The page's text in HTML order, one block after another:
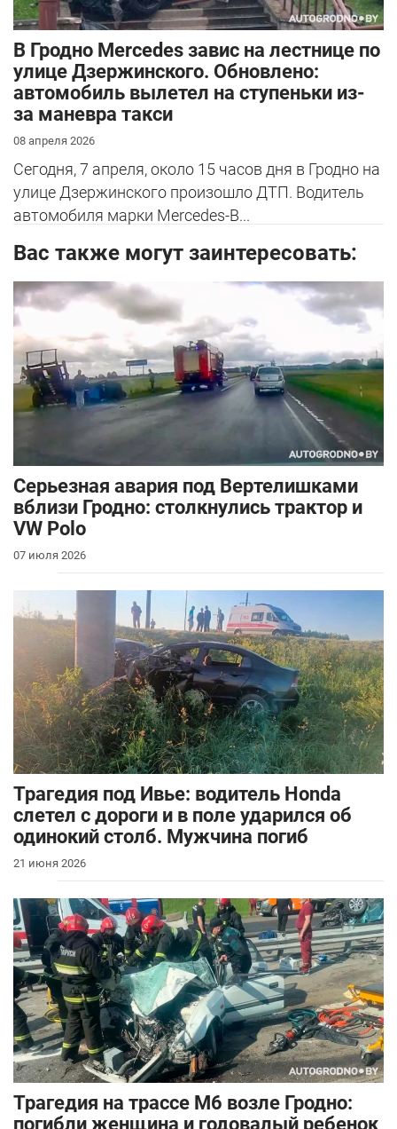
В Гродно Mercedes завис на лестнице по
улице Дзержинского. Обновлено:
автомобиль вылетел на ступеньки из-
за маневра такси
08 апреля 2026
Сегодня, 7 апреля, около 15 часов дня в Гродно на
улице Дзержинского произошло ДТП. Водитель
автомобиля марки Mercedes-B...
Вас также могут заинтересовать:
Серьезная авария под Вертелишками
вблизи Гродно: столкнулись трактор и
VW Polo
07 июля 2026
Трагедия под Ивье: водитель Honda
слетел с дороги и в поле ударился об
одинокий столб. Мужчина погиб
21 июня 2026
Трагедия на трассе М6 возле Гродно:
погибли женщина и годовалый ребенок